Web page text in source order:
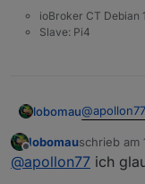
ioBroker CT Debian
Slave: Pi4
lobomau@apollon77
der zweite
Nun läuft
Offline
lobomauschrieb am
zuletzt
@apollon77 ich